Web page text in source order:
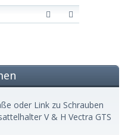
oder Link zu Schrauben
V & H Vectra GTS